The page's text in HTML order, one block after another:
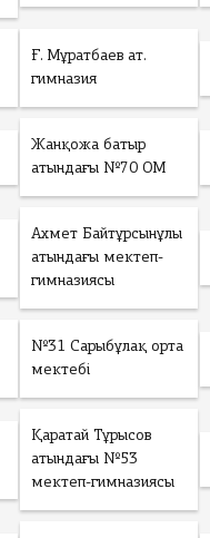
Ғ. Мұратбаев ат.
гимназия
Жанқожа батыр
атындағы №70 ОМ
Ахмет Байтұрсынұлы
атындағы мектеп-
гимназиясы
№31 Сарыбұлақ орта
мектебі
Қаратай Тұрысов
атындағы №53
мектеп-гимназиясы